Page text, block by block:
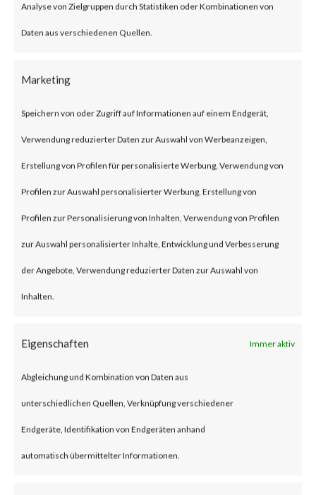
Analyse von Zielgruppen durch Statistiken oder Kombinationen von
Daten aus verschiedenen Quellen.
Marketing
Speichern von oder Zugriff auf Informationen auf einem Endgerät,
Verwendung reduzierter Daten zur Auswahl von Werbeanzeigen,
Erstellung von Profilen für personalisierte Werbung, Verwendung von
Profilen zur Auswahl personalisierter Werbung, Erstellung von
Profilen zur Personalisierung von Inhalten, Verwendung von Profilen
zur Auswahl personalisierter Inhalte, Entwicklung und Verbesserung
der Angebote, Verwendung reduzierter Daten zur Auswahl von
Inhalten.
Eigenschaften Immer aktiv
Abgleichung und Kombination von Daten aus
unterschiedlichen Quellen, Verknüpfung verschiedener
Endgeräte, Identifikation von Endgeräten anhand
automatisch übermittelter Informationen.
What is the Vulnerability?
Ivanti recently published an
Connect Secure (ICS) and Ivanti
Policy Secure Gateways (CVE-
2023-46805 and CVE-2024-
21887). The vulnerabilities are
an authentication bypass and
command injection
vulnerabilities, respectively in
the web component of affected
vendor advisory, when chained
together, exploiting these
vulnerabilities when chained
together may allow attackers to
run commands without the need